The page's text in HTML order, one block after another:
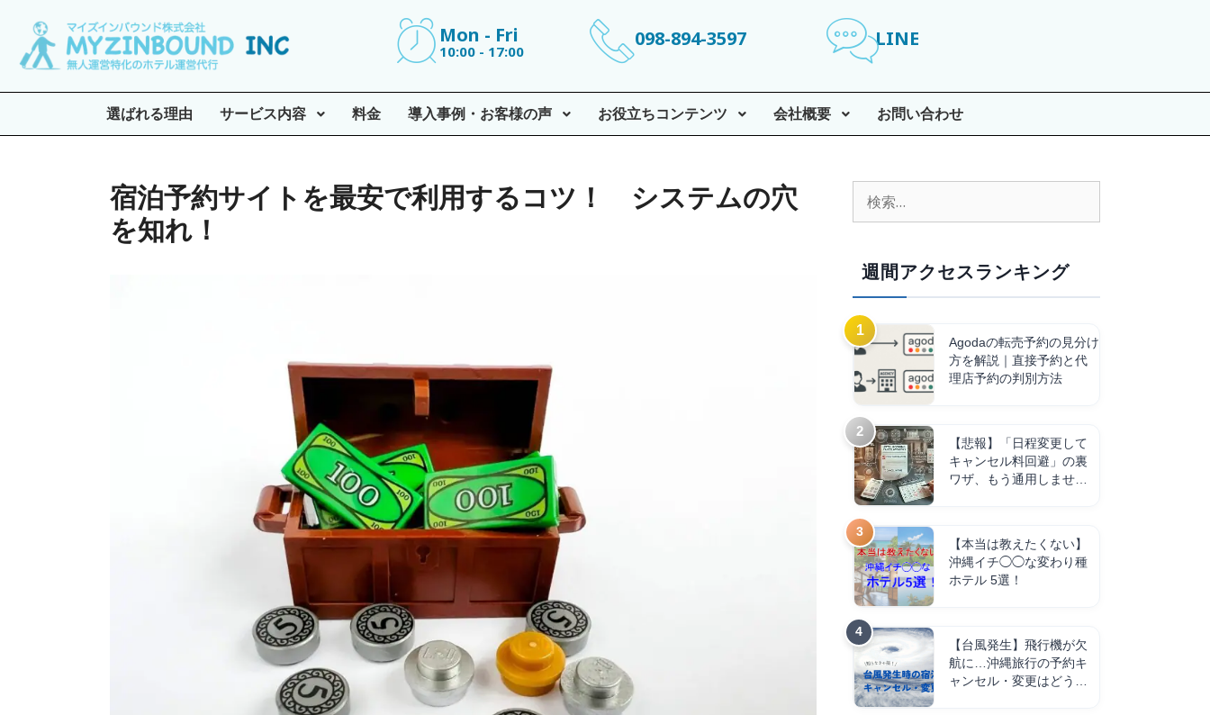
Mon - Fri
10:00 - 17:00
098-894-3597 LINE
選ばれる理由 サービス内容 料金 導入事例・お客様の声 お役立ちコンテンツ 会社概要 お問い合わせ
宿泊予約サイトを最安で利用するコツ！ システムの穴
を知れ！
週間アクセスランキング
Agodaの転売予約の見分け
方を解説｜直接予約と代
理店予約の判別方法
【悲報】「日程変更して
キャンセル料回避」の裏
ワザ、もう通用しませ
【本当は教えたくない】
沖縄イチ◯◯な変わり種
ホテル 5選！
【台風発生】飛行機が欠
航に…沖縄旅行の予約キ
ャンセル・変更はどうす